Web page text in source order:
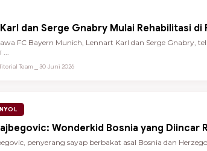
dan Serge Gnabry Mulai Rehabilitasi di
FC Bayern Munich, Lennart Karl dan Serge Gnabry,
...
Team ⎯ 30 Juni 2026
Wonderkid Bosnia yang Diincar
penyerang sayap berbakat asal Bosnia dan